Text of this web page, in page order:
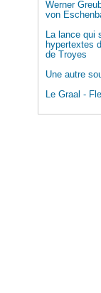
Werner
von
La lance qui
hypertextes
de Troyes
Une autre
Le Graal -